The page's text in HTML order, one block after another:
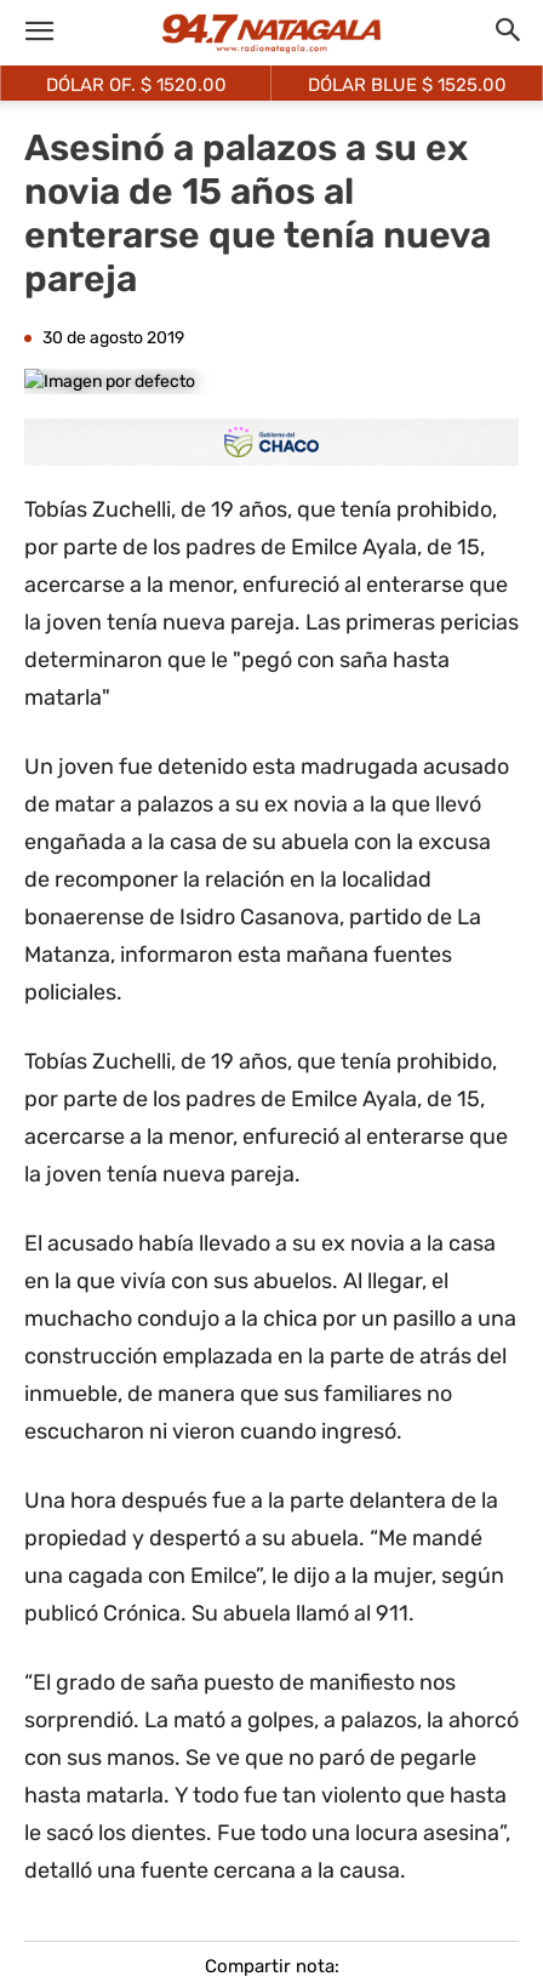
DÓLAR OF. $ 1520.00 DÓLAR BLUE $ 1525.00
Asesinó a palazos a su ex
novia de 15 años al
enterarse que tenía nueva
pareja
30 de agosto 2019
Tobías Zuchelli, de 19 años, que tenía prohibido,
por parte de los padres de Emilce Ayala, de 15,
acercarse a la menor, enfureció al enterarse que
la joven tenía nueva pareja. Las primeras pericias
determinaron que le "pegó con saña hasta
matarla"
Un joven fue detenido esta madrugada acusado
de matar a palazos a su ex novia a la que llevó
engañada a la casa de su abuela con la excusa
de recomponer la relación en la localidad
bonaerense de Isidro Casanova, partido de La
Matanza, informaron esta mañana fuentes
policiales.
Tobías Zuchelli, de 19 años, que tenía prohibido,
por parte de los padres de Emilce Ayala, de 15,
acercarse a la menor, enfureció al enterarse que
la joven tenía nueva pareja.
El acusado había llevado a su ex novia a la casa
en la que vivía con sus abuelos. Al llegar, el
muchacho condujo a la chica por un pasillo a una
construcción emplazada en la parte de atrás del
inmueble, de manera que sus familiares no
escucharon ni vieron cuando ingresó.
Una hora después fue a la parte delantera de la
propiedad y despertó a su abuela. “Me mandé
una cagada con Emilce”, le dijo a la mujer, según
publicó Crónica. Su abuela llamó al 911.
“El grado de saña puesto de manifiesto nos
sorprendió. La mató a golpes, a palazos, la ahorcó
con sus manos. Se ve que no paró de pegarle
hasta matarla. Y todo fue tan violento que hasta
le sacó los dientes. Fue todo una locura asesina”,
detalló una fuente cercana a la causa.
Compartir nota: